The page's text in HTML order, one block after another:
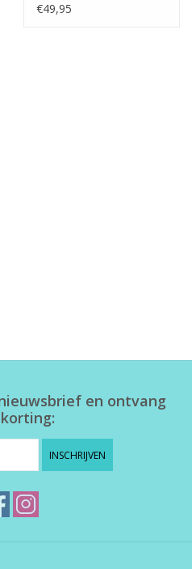
€49,95
en ontvang
korting:
INSCHRIJVEN